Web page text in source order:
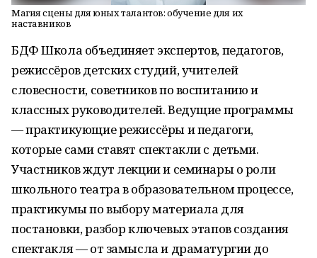
Магия сцены для юных талантов: обучение для их
наставников
БДФ Школа объединяет экспертов, педагогов,
режиссёров детских студий, учителей
словесности, советников по воспитанию и
классных руководителей. Ведущие программы
— практикующие режиссёры и педагоги,
которые сами ставят спектакли с детьми.
Участников ждут лекции и семинары о роли
школьного театра в образовательном процессе,
практикумы по выбору материала для
постановки, разбор ключевых этапов создания
спектакля — от замысла и драматургии до